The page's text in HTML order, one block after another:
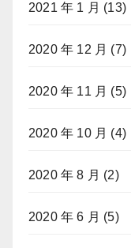
2021 年 1 月 (13)
2020 年 12 月 (7)
2020 年 11 月 (5)
2020 年 10 月 (4)
2020 年 8 月 (2)
2020 年 6 月 (5)